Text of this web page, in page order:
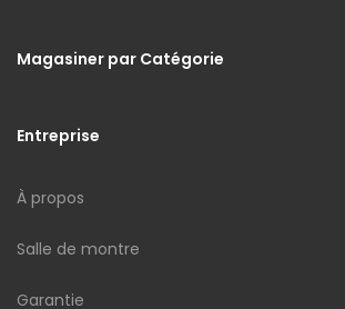
Magasiner par Catégorie
Entreprise
À propos
Salle de montre
Garantie